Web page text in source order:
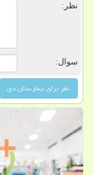
نظر:
سوال: